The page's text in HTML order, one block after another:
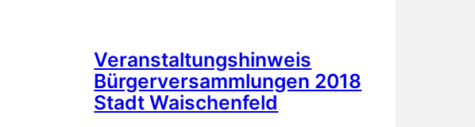
Veranstaltungshinweis
Bürgerversammlungen 2018
Stadt Waischenfeld